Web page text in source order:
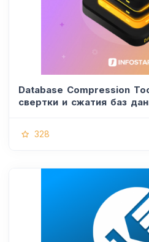
Database Compression
свертки и сжатия баз
328